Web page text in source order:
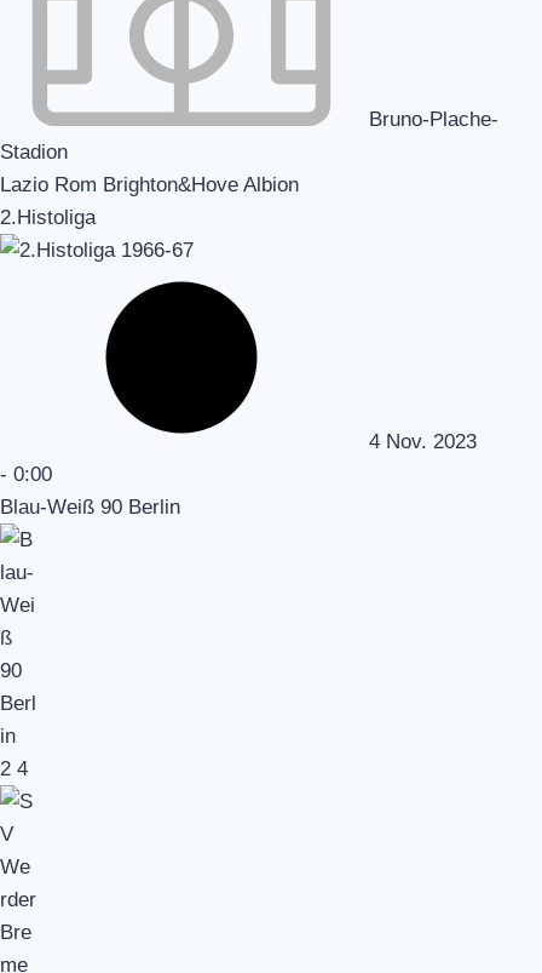
Bruno-Plache-
Stadion
Lazio Rom Brighton&Hove Albion
2.Histoliga
4 Nov. 2023
- 0:00
Blau-Weiß 90 Berlin
2 4